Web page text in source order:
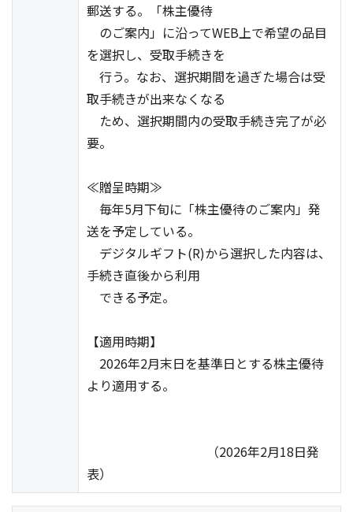
郵送する。「株主優待
のご案内」に沿ってWEB上で希望の品目
を選択し、受取手続きを
行う。なお、選択期間を過ぎた場合は受
取手続きが出来なくなる
ため、選択期間内の受取手続き完了が必
要。
≪贈呈時期≫
毎年5月下旬に「株主優待のご案内」発
送を予定している。
デジタルギフト(R)から選択した内容は、
手続き直後から利用
できる予定。
【適用時期】
2026年2月末日を基準日とする株主優待
より適用する。
（2026年2月18日発
表）